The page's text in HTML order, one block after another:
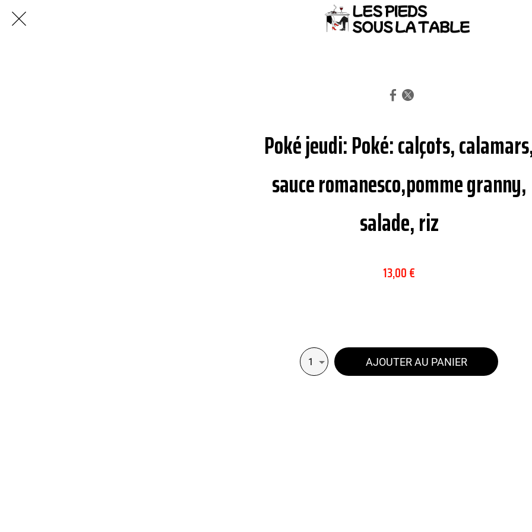
Poké jeudi: Poké: calçots,
sauce romanesco,pomme granny,
salade, riz
13,00 €
1 AJOUTER AU PANIER